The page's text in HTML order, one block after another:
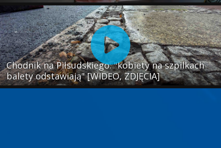
Chodnik na Piłsudskiego: "kobiety na szpilkach
balety odstawiają" [WIDEO, ZDJĘCIA]